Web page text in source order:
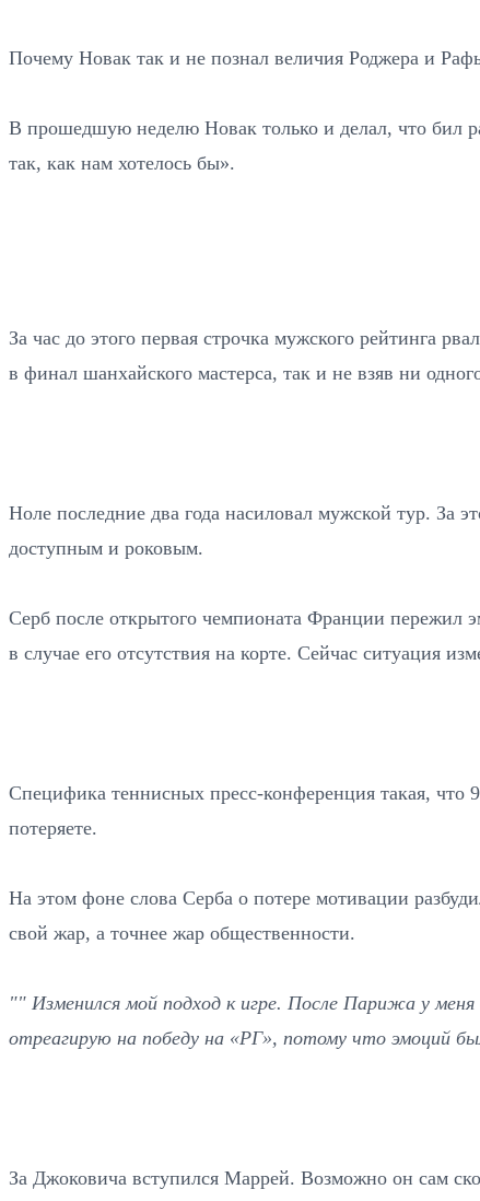
Почему Новак так и не познал величия Роджера и
В прошедшую неделю Новак только и делал, что бил
так, как нам хотелось бы».
За час до этого первая строчка мужского рейтинга
в финал шанхайского мастерса, так и не взяв ни
Ноле последние два года насиловал мужской тур. За
доступным и роковым.
Серб после открытого чемпионата Франции пережил
в случае его отсутствия на корте. Сейчас ситуация
Специфика теннисных пресс-конференция такая, что
потеряете.
На этом фоне слова Серба о потере мотивации
свой жар, а точнее жар общественности.
"" Изменился мой подход к игре. После Парижа у
отреагирую на победу на «РГ», потому что эмоций
За Джоковича вступился Маррей. Возможно он сам